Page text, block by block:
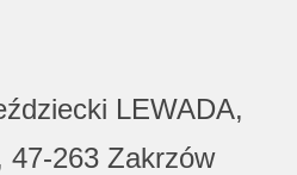
LEWADA,
47-263 Zakrzów